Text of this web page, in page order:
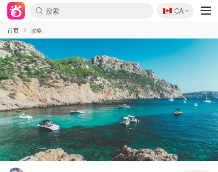
🇨🇦
CA
首页 攻略